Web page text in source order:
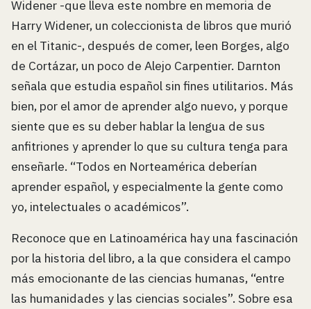
Widener -que lleva este nombre en memoria de
Harry Widener, un coleccionista de libros que murió
en el Titanic-, después de comer, leen Borges, algo
de Cortázar, un poco de Alejo Carpentier. Darnton
señala que estudia español sin fines utilitarios. Más
bien, por el amor de aprender algo nuevo, y porque
siente que es su deber hablar la lengua de sus
anfitriones y aprender lo que su cultura tenga para
enseñarle. “Todos en Norteamérica deberían
aprender español, y especialmente la gente como
yo, intelectuales o académicos”.
Reconoce que en Latinoamérica hay una fascinación
por la historia del libro, a la que considera el campo
más emocionante de las ciencias humanas, “entre
las humanidades y las ciencias sociales”. Sobre esa